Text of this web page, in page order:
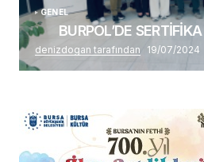
GENEL
BURPOL’DE SERTİFİKA
denizdogan tarafından 19/07/2024